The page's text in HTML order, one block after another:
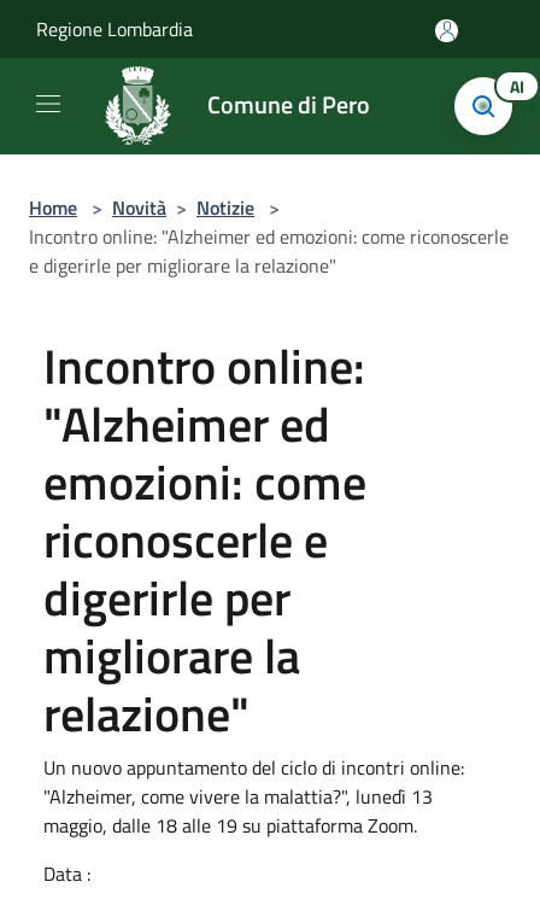
Regione Lombardia
Comune di Pero AI
Home > Novità > Notizie >
Incontro online: "Alzheimer ed emozioni: come riconoscerle
e digerirle per migliorare la relazione"
Incontro online:
"Alzheimer ed
emozioni: come
riconoscerle e
digerirle per
migliorare la
relazione"
Un nuovo appuntamento del ciclo di incontri online:
"Alzheimer, come vivere la malattia?", lunedì 13
maggio, dalle 18 alle 19 su piattaforma Zoom.
Data :